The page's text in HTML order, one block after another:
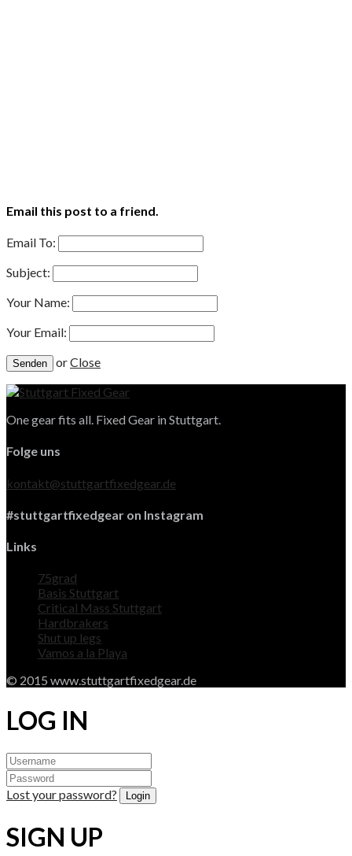
Email this post to a friend.
Email To:
Subject:
Your Name:
Your Email:
orClose
One gear fits all. Fixed Gear in Stuttgart.
Folge uns
kontakt@stuttgartfixedgear.de
#stuttgartfixedgear on Instagram
Links
75grad
Basis Stuttgart
Critical Mass Stuttgart
Hardbrakers
Shut up legs
Vamos a la Playa
© 2015 www.stuttgartfixedgear.de
LOG IN
Lost your password?
SIGN UP